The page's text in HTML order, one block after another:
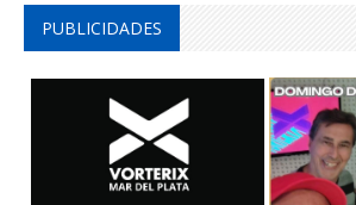
PUBLICIDADES